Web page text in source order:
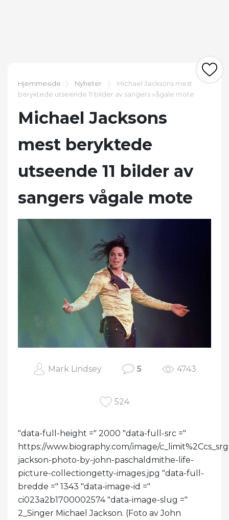
Hjemmeside Nyheter
Michael Jacksons mest
beryktede utseende 11 bilder av sangers vågale mote
Michael Jacksons
mest beryktede
utseende 11 bilder av
sangers vågale mote
Mark Lindsey 5 4743
524
"data-full-height =" 2000 "data-full-src ="
https://www.biography.com/.image/
jackson-photo-by-john-paschaldmithe-life-
picture-collectiongetty-images.jpg "data-full-
bredde =" 1343 "data-image-id ="
ci023a2b1700002574 "data-image-slug ="
2_Singer Michael Jackson. (Foto av John